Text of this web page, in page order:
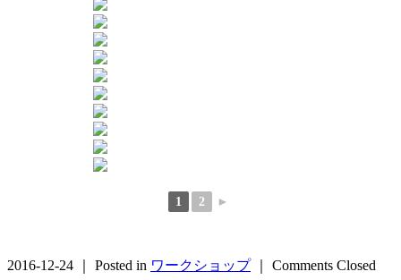
1 2 ►
2016-12-24 ｜ Posted in ワークショップ｜ Comments Closed